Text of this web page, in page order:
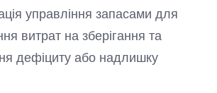
управління запасами для
витрат на зберігання та
дефіциту або надлишку